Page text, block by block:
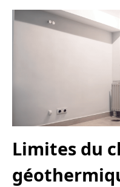
Limites du